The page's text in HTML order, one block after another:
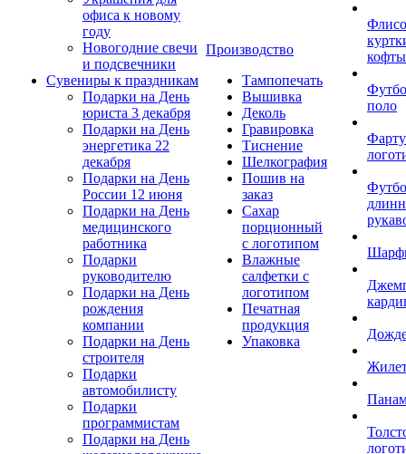
офиса к новому
году
Новогодние свечи
и подсвечники
Сувениры к праздникам
Подарки на День
юриста 3 декабря
Подарки на День
энергетика 22
декабря
Подарки на День
России 12 июня
Подарки на День
медицинского
работника
Подарки
руководителю
Подарки на День
рождения
компании
Подарки на День
строителя
Подарки
автомобилисту
Подарки
программистам
Подарки на День
Производство
Тампопечать
Вышивка
Деколь
Гравировка
Тиснение
Шелкография
Пошив на
заказ
Сахар
порционный
с логотипом
Влажные
салфетки с
логотипом
Печатная
продукция
Упаковка
кофты
поло